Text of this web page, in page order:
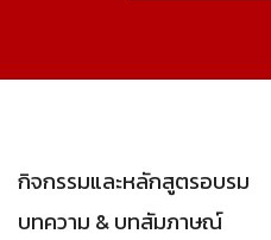
กิจกรรมและหลักสูตรอบรม
บทความ & บทสัมภาษณ์